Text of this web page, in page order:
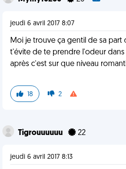
jeudi 6 avril 2017 8:07
Moi je trouve ça gentil de sa part
t'évite de te prendre l'odeur dans
après c'est sur que niveau
18 2
Tigrouuuuuu 22
jeudi 6 avril 2017 8:13